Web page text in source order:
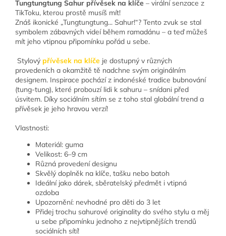
Tungtungtung Sahur přívěsek na klíče – virální senzace z
TikToku, kterou prostě musíš mít!
Znáš ikonické „Tungtungtung... Sahur!“? Tento zvuk se stal
symbolem zábavných videí během ramadánu – a teď můžeš
mít jeho vtipnou připomínku pořád u sebe.
Stylový přívěsek na klíče je dostupný v různých
provedeních a okamžitě tě nadchne svým originálním
designem. Inspirace pochází z indonéské tradice bubnování
(tung-tung), které probouzí lidi k sahuru – snídani před
úsvitem. Díky sociálním sítím se z toho stal globální trend a
přívěsek je jeho hravou verzí!
Vlastnosti:
Materiál: guma
Velikost: 6–9 cm
Různá provedení designu
Skvělý doplněk na klíče, tašku nebo batoh
Ideální jako dárek, sběratelský předmět i vtipná
ozdoba
Upozornění: nevhodné pro děti do 3 let
Přidej trochu sahurové originality do svého stylu a měj
u sebe připomínku jednoho z nejvtipnějších trendů
sociálních sítí!